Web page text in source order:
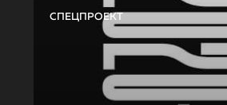
СПЕЦПРОЕКТ